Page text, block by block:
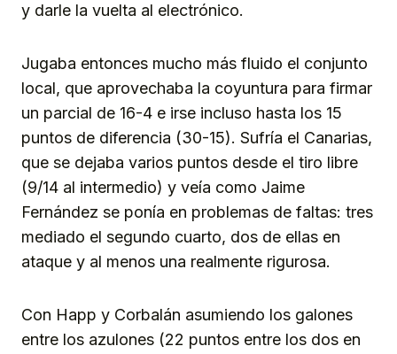
y darle la vuelta al electrónico.
Jugaba entonces mucho más fluido el conjunto
local, que aprovechaba la coyuntura para firmar
un parcial de 16-4 e irse incluso hasta los 15
puntos de diferencia (30-15). Sufría el Canarias,
que se dejaba varios puntos desde el tiro libre
(9/14 al intermedio) y veía como Jaime
Fernández se ponía en problemas de faltas: tres
mediado el segundo cuarto, dos de ellas en
ataque y al menos una realmente rigurosa.
Con Happ y Corbalán asumiendo los galones
entre los azulones (22 puntos entre los dos en